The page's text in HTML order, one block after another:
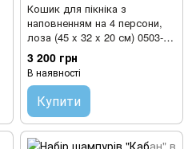
Кошик для пікніка з
наповненням на 4 персони,
лоза (45 x 32 x 20 см) 0503-
001
3 200 грн
В наявності
Купити